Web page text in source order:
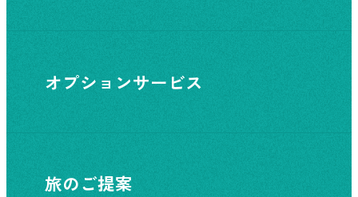
オプションサービス
旅のご提案